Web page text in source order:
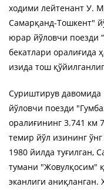
ходими лейтенант У.
Самарқанд-Тошкент"
юрар йўловчи поезди
бекатлари оралиғида
изида тош
Суриштирув
йўловчи поезди
оралиғининг 3.741 км
темир йўл изининг
1980 йилда туғилган,
тумани "Жовулқосим"
эканлиги